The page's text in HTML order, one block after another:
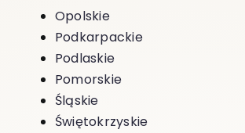
Opolskie
Podkarpackie
Podlaskie
Pomorskie
Śląskie
Świętokrzyskie